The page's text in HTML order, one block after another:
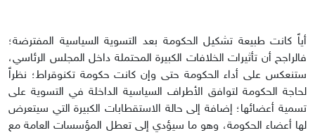
أياً كانت طبيعة تشكيل الحكومة بعد التسوية السياسية المفترضة؛
فالراجح أن تأثيرات الخلافات الكبيرة المحتملة داخل المجلس الرئاسي،
ستنعكس على أداء الحكومة حتى وإن كانت حكومة تكنوقراط؛ نظراً
لحاجة الحكومة لتوافق الأطراف السياسية الداخلة في التسوية على
تسمية أعضائها؛ إضافة إلى حالة الاستقطابات الكبيرة التي سيتعرض
لها أعضاء الحكومة، وهو ما سيؤدي إلى تعطل المؤسسات العامة مع